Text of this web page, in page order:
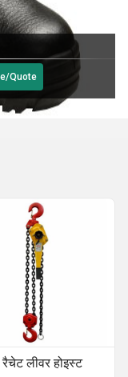
Quote
रैचेट लीवर होइस्ट